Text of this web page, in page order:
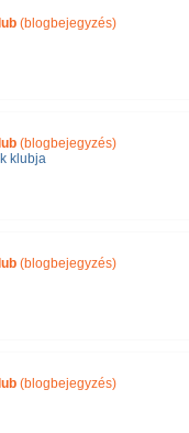
(blogbejegyzés)
(blogbejegyzés)
klubja
(blogbejegyzés)
(blogbejegyzés)